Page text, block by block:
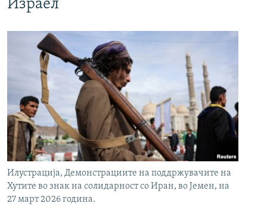
Израел
Илустрација, Демонстрациите на поддржувачите на
Хутите во знак на солидарност со Иран, во Јемен, на
27 март 2026 година.